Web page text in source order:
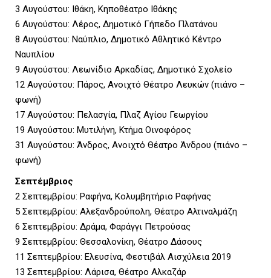
3 Αυγούστου: Ιθάκη, Κηποθέατρο Ιθάκης
6 Αυγούστου: Λέρος, Δημοτικό Γήπεδο Πλατάνου
8 Αυγούστου: Ναύπλιο, Δημοτικό Αθλητικό Κέντρο
Ναυπλίου
9 Αυγούστου: Λεωνίδιο Αρκαδίας, Δημοτικό Σχολείο
12 Αυγούστου: Πάρος, Ανοιχτό Θέατρο Λευκών (πιάνο –
φωνή)
17 Αυγούστου: Πελασγία, Πλαζ Αγίου Γεωργίου
19 Αυγούστου: Μυτιλήνη, Κτήμα Οινοφόρος
31 Αυγούστου: Άνδρος, Ανοιχτό Θέατρο Άνδρου (πιάνο –
φωνή)
Σεπτέμβριος
2 Σεπτεμβρίου: Ραφήνα, Κολυμβητήριο Ραφήνας
5 Σεπτεμβρίου: Αλεξανδρούπολη, Θέατρο Αλτιναλμάζη
6 Σεπτεμβρίου: Δράμα, Φαράγγι Πετρούσας
9 Σεπτεμβρίου: Θεσσαλονίκη, Θέατρο Δάσους
11 Σεπτεμβρίου: Ελευσίνα, Φεστιβάλ Αισχύλεια 2019
13 Σεπτεμβρίου: Λάρισα, Θέατρο Αλκαζάρ